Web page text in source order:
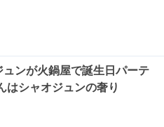
ンが火鍋屋で誕生日パーテ
はシャオジュンの奢り